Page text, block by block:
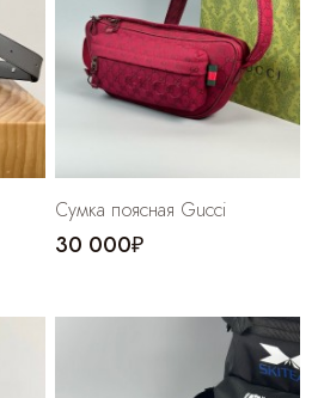
Сумка поясная Gucci
30 000₽